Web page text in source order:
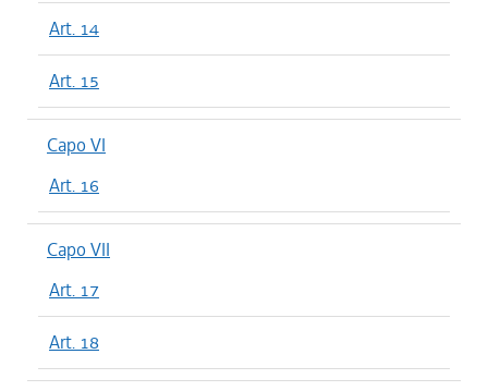
Art. 14
Art. 15
Capo VI
Art. 16
Capo VII
Art. 17
Art. 18